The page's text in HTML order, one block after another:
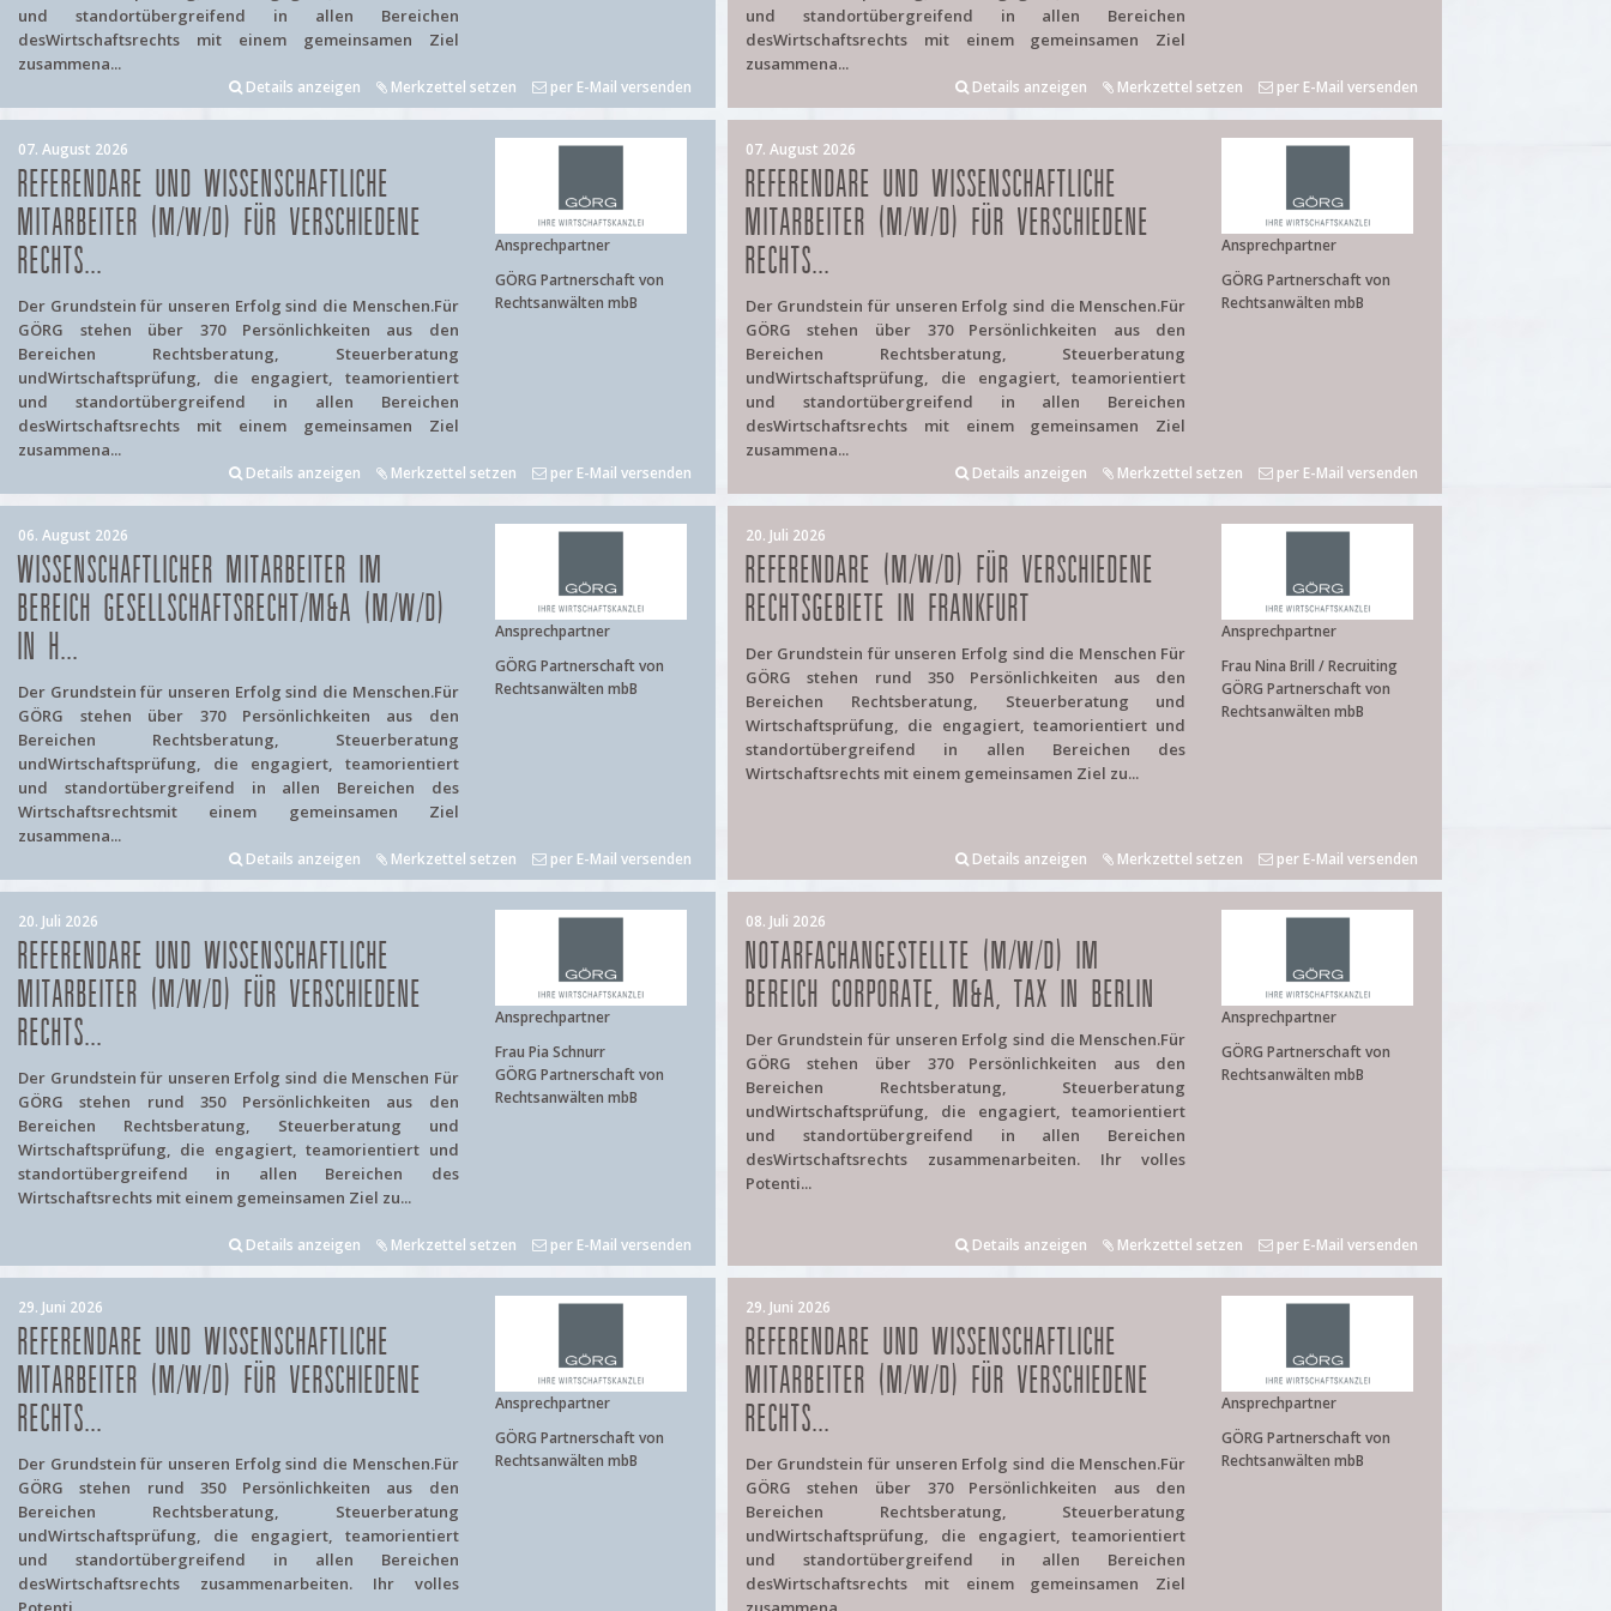
und standortübergreifend in allen Bereichen
desWirtschaftsrechts mit einem gemeinsamen Ziel
zusammena...
Details anzeigen Merkzettel setzen per E-Mail versenden
und standortübergreifend in allen Bereichen
desWirtschaftsrechts mit einem gemeinsamen Ziel
zusammena...
Details anzeigen Merkzettel setzen per E-Mail versenden
07. August 2026
REFERENDARE UND WISSENSCHAFTLICHE
MITARBEITER (M/W/D) FÜR VERSCHIEDENE
RECHTS...
Der Grundstein für unseren Erfolg sind die Menschen.Für
GÖRG stehen über 370 Persönlichkeiten aus den
Bereichen Rechtsberatung, Steuerberatung
undWirtschaftsprüfung, die engagiert, teamorientiert
und standortübergreifend in allen Bereichen
desWirtschaftsrechts mit einem gemeinsamen Ziel
zusammena...
Ansprechpartner
GÖRG Partnerschaft von
Rechtsanwälten mbB
Details anzeigen Merkzettel setzen per E-Mail versenden
07. August 2026
REFERENDARE UND WISSENSCHAFTLICHE
MITARBEITER (M/W/D) FÜR VERSCHIEDENE
RECHTS...
Der Grundstein für unseren Erfolg sind die Menschen.Für
GÖRG stehen über 370 Persönlichkeiten aus den
Bereichen Rechtsberatung, Steuerberatung
undWirtschaftsprüfung, die engagiert, teamorientiert
und standortübergreifend in allen Bereichen
desWirtschaftsrechts mit einem gemeinsamen Ziel
zusammena...
Ansprechpartner
GÖRG Partnerschaft von
Rechtsanwälten mbB
Details anzeigen Merkzettel setzen per E-Mail versenden
06. August 2026
WISSENSCHAFTLICHER MITARBEITER IM
BEREICH GESELLSCHAFTSRECHT/M&A (M/W/D)
IN H...
Der Grundstein für unseren Erfolg sind die Menschen.Für
GÖRG stehen über 370 Persönlichkeiten aus den
Bereichen Rechtsberatung, Steuerberatung
undWirtschaftsprüfung, die engagiert, teamorientiert
und standortübergreifend in allen Bereichen des
Wirtschaftsrechtsmit einem gemeinsamen Ziel
zusammena...
Ansprechpartner
GÖRG Partnerschaft von
Rechtsanwälten mbB
Details anzeigen Merkzettel setzen per E-Mail versenden
20. Juli 2026
REFERENDARE (M/W/D) FÜR VERSCHIEDENE
RECHTSGEBIETE IN FRANKFURT
Der Grundstein für unseren Erfolg sind die Menschen Für
GÖRG stehen rund 350 Persönlichkeiten aus den
Bereichen Rechtsberatung, Steuerberatung und
Wirtschaftsprüfung, die engagiert, teamorientiert und
standortübergreifend in allen Bereichen des
Wirtschaftsrechts mit einem gemeinsamen Ziel zu...
Ansprechpartner
Frau Nina Brill / Recruiting
GÖRG Partnerschaft von
Rechtsanwälten mbB
Details anzeigen Merkzettel setzen per E-Mail versenden
20. Juli 2026
REFERENDARE UND WISSENSCHAFTLICHE
MITARBEITER (M/W/D) FÜR VERSCHIEDENE
RECHTS...
Der Grundstein für unseren Erfolg sind die Menschen Für
GÖRG stehen rund 350 Persönlichkeiten aus den
Bereichen Rechtsberatung, Steuerberatung und
Wirtschaftsprüfung, die engagiert, teamorientiert und
standortübergreifend in allen Bereichen des
Wirtschaftsrechts mit einem gemeinsamen Ziel zu...
Ansprechpartner
Frau Pia Schnurr
GÖRG Partnerschaft von
Rechtsanwälten mbB
Details anzeigen Merkzettel setzen per E-Mail versenden
08. Juli 2026
NOTARFACHANGESTELLTE (M/W/D) IM
BEREICH CORPORATE, M&A, TAX IN BERLIN
Der Grundstein für unseren Erfolg sind die Menschen.Für
GÖRG stehen über 370 Persönlichkeiten aus den
Bereichen Rechtsberatung, Steuerberatung
undWirtschaftsprüfung, die engagiert, teamorientiert
und standortübergreifend in allen Bereichen
desWirtschaftsrechts zusammenarbeiten. Ihr volles
Potenti...
Ansprechpartner
GÖRG Partnerschaft von
Rechtsanwälten mbB
Details anzeigen Merkzettel setzen per E-Mail versenden
29. Juni 2026
REFERENDARE UND WISSENSCHAFTLICHE
MITARBEITER (M/W/D) FÜR VERSCHIEDENE
RECHTS...
Der Grundstein für unseren Erfolg sind die Menschen.Für
GÖRG stehen rund 350 Persönlichkeiten aus den
Bereichen Rechtsberatung, Steuerberatung
undWirtschaftsprüfung, die engagiert, teamorientiert
und standortübergreifend in allen Bereichen
desWirtschaftsrechts zusammenarbeiten. Ihr volles
Ansprechpartner
GÖRG Partnerschaft von
Rechtsanwälten mbB
29. Juni 2026
REFERENDARE UND WISSENSCHAFTLICHE
MITARBEITER (M/W/D) FÜR VERSCHIEDENE
RECHTS...
Der Grundstein für unseren Erfolg sind die Menschen.Für
GÖRG stehen über 370 Persönlichkeiten aus den
Bereichen Rechtsberatung, Steuerberatung
undWirtschaftsprüfung, die engagiert, teamorientiert
und standortübergreifend in allen Bereichen
desWirtschaftsrechts mit einem gemeinsamen Ziel
Ansprechpartner
GÖRG Partnerschaft von
Rechtsanwälten mbB